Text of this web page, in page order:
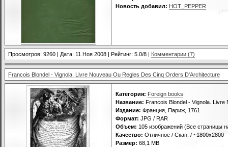
Новость добавил: HOT_PEPPER
Просмотров: 9260 | Дата: 11 Ноя 2008 | Рейтинг: 5.0/8 | Комментарии (7)
Francois Blondel - Vignola. Livre Nouveau Ou Regles Des Cinq Orders D'Architecture
Категория: Foreign books
Название: Francois Blondel - Vignola.
Издание: Франция, Париж, 1761
Формат: JPG / RAR
Объем: 105 изображений (Все страницы
Качество: Отличное / Скан. / ~1800х2800
Размер: 68,1 MB